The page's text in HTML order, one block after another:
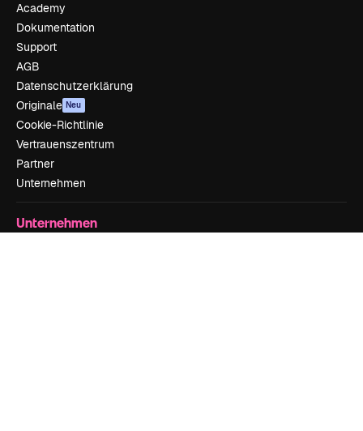
Academy
Dokumentation
Support
AGB
Datenschutzerklärung
Originale Neu
Cookie-Richtlinie
Vertrauenszentrum
Partner
Unternehmen
Unternehmen